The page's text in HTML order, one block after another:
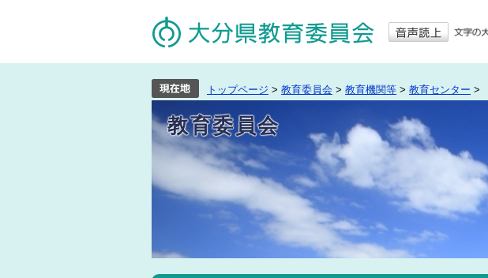
トップページ > 教育委員会 > 教育機関等 > 教育センター >
教育委員会